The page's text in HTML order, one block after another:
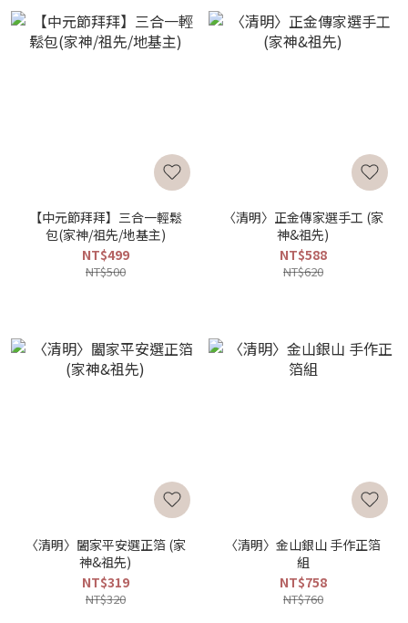
【中元節拜拜】三合一輕鬆
包(家神/祖先/地基主)
NT$499
NT$500
〈清明〉正金傳家選手工 (家
神&祖先)
NT$588
NT$620
〈清明〉闔家平安選正箔 (家
神&祖先)
NT$319
NT$320
〈清明〉金山銀山 手作正箔
組
NT$758
NT$760